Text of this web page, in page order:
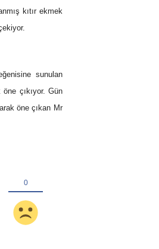
kıtır ekmek
sunulan
çıkıyor. Gün
öne çıkan Mr